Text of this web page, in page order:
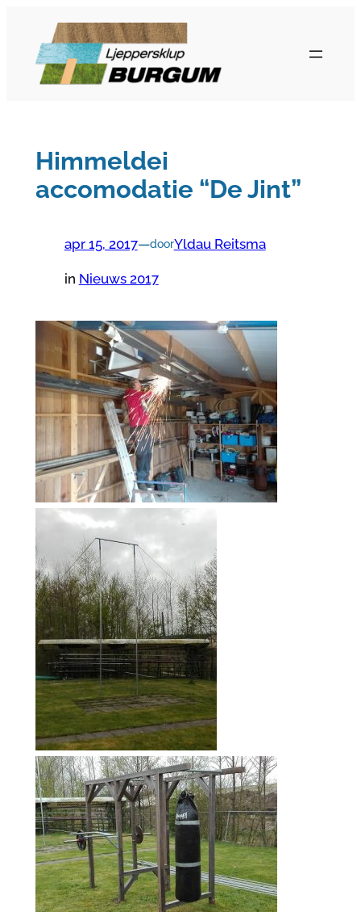
inhoud
Himmeldei
accomodatie “De Jint”
apr 15, 2017—doorYldau Reitsma
in Nieuws 2017